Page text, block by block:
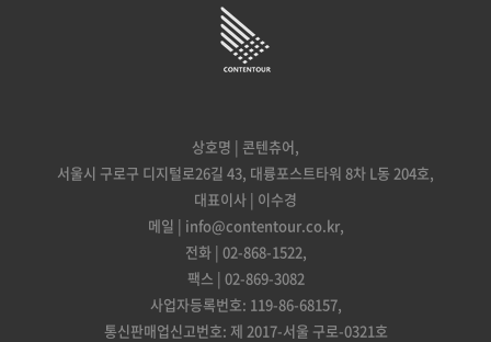
상호명 | 콘텐츄어,
서울시 구로구 디지털로26길 43, 대륭포스트타워 8차 L동 204호,
대표이사 | 이수경
메일 | info@contentour.co.kr,
전화 | 02-868-1522,
팩스 | 02-869-3082
사업자등록번호: 119-86-68157,
통신판매업신고번호: 제 2017-서울 구로-0321호